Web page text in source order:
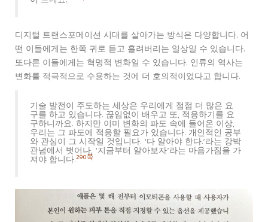
디지털 트랜스포메이션 시대를 살아가는 방식은 다양합니다. 어
떤 이들에게는 한쪽 귀로 듣고 흘려버리는 일상일 수 있습니다.
또다른 이들에게는 혁명적 변화일 수 있습니다. 인류의 역사는
변화를 적극적으로 수용하는 것에 더 호의적이었다고 합니다.
기술 발전이 주도하는 세상은 우리에게 점점 더 많은 요
구를 하고 있습니다. 끊임없이 배우고 또, 적응하기를 요
구하니까요. 하지만 이미 변화의 파도 속에 들어온 이상,
우리는 그 파도에 적응할 필요가 있습니다. 개인적인 공부
와 관심이 그 시작일 것입니다. ‘다 알아야 한다.’라는 강박
관념에서 벗어나, ‘지금부터 알아보자’라는 마음가짐을 가
져야 합니다.290쪽